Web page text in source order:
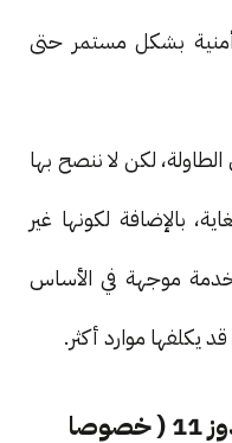
بشكل مستمر حتى
لكن لا ننصح بها
بالإضافة لكونها غير
موجهة في الأساس
يكلفها موارد أكثر.
شراء جهاز جديد بنظام ويندوز 11 ( خصوصا